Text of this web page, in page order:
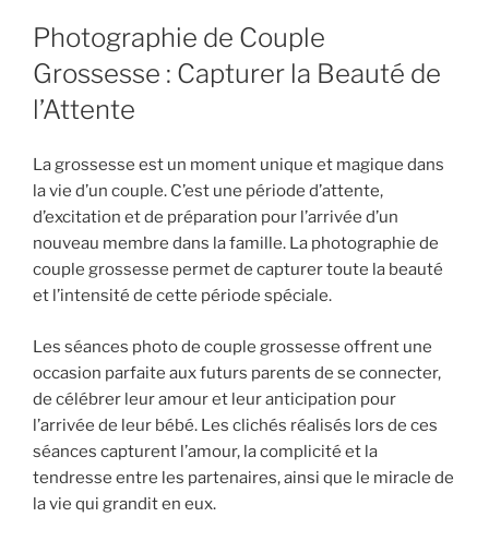
Photographie de Couple
Grossesse : Capturer la Beauté de
l’Attente
La grossesse est un moment unique et magique dans
la vie d’un couple. C’est une période d’attente,
d’excitation et de préparation pour l’arrivée d’un
nouveau membre dans la famille. La photographie de
couple grossesse permet de capturer toute la beauté
et l’intensité de cette période spéciale.
Les séances photo de couple grossesse offrent une
occasion parfaite aux futurs parents de se connecter,
de célébrer leur amour et leur anticipation pour
l’arrivée de leur bébé. Les clichés réalisés lors de ces
séances capturent l’amour, la complicité et la
tendresse entre les partenaires, ainsi que le miracle de
la vie qui grandit en eux.